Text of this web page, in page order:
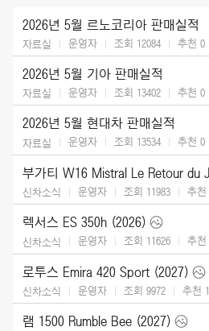
2026년 5월 르노코리아 판매실적
자료실 운영자 조회 12084 추천 0
2026년 5월 기아 판매실적
자료실 운영자 조회 13402 추천 0
2026년 5월 현대차 판매실적
자료실 운영자 조회 13534 추천 0
신차소식 운영자 조회 11983 추천
렉서스 ES 350h (2026)
신차소식 운영자 조회 11626 추천
로투스 Emira 420 Sport (2027)
신차소식 운영자 조회 9972 추천 1
램 1500 Rumble Bee (2027)